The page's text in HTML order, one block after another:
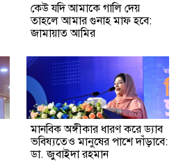
কেউ যদি আমাকে গালি দেয়
তাহলে আমার গুনাহ মাফ হবে:
জামায়াত আমির
মানবিক অঙ্গীকার ধারণ করে ড্যাব
ভবিষ্যতেও মানুষের পাশে দাঁড়াবে:
ডা. জুবাইদা রহমান